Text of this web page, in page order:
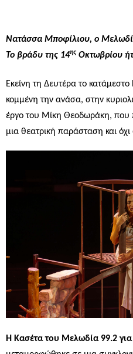
Νατάσσα Μποφίλιου, ο
Το βράδυ της 14ης Οκτωβρίου
Εκείνη τη Δευτέρα το
κομμένη την ανάσα, στην
έργο του Μίκη Θεοδωράκη, που
μια θεατρική παράσταση και
Η Κασέτα του Μελωδία 99.2